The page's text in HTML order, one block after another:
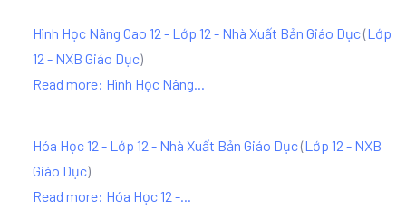
Hình Học Nâng Cao 12 - Lớp 12 - Nhà Xuất Bản Giáo Dục(Lớp
12 - NXB Giáo Dục)
Read more: Hình Học Nâng...
Hóa Học 12 - Lớp 12 - Nhà Xuất Bản Giáo Dục(Lớp 12 - NXB
Giáo Dục)
Read more: Hóa Học 12 -...